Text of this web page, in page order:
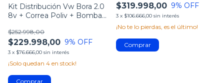
Kit Distribución Vw Bora 2.0
8v + Correa Poliv + Bomba
$229.998,00
$252.998,00
9% OFF
3 x $76.666,00 sin interés
¡Solo quedan 4 en stock!
$319.998,00 9% OFF
3 x $106.666,00 sin interés
¡No te lo pierdas, es el último!